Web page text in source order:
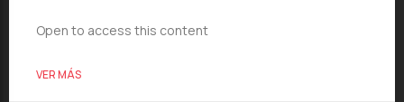
Open to access this content
VER MÁS